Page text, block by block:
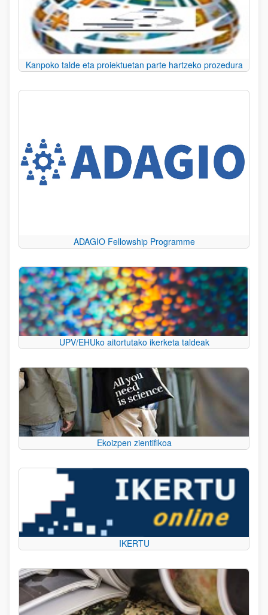
Kanpoko talde eta proiektuetan parte hartzeko prozedura
ADAGIO Fellowship Programme
UPV/EHUko aitortutako ikerketa taldeak
Ekoizpen zientifikoa
IKERTU